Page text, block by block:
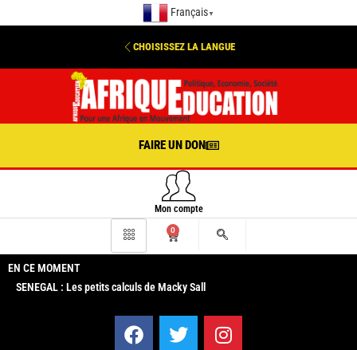
Français ▼
CHOISISSEZ LA LANGUE
FAIRE UN DON
Mon compte
0
EN CE MOMENT
SENEGAL : Les petits calculs de Macky Sall